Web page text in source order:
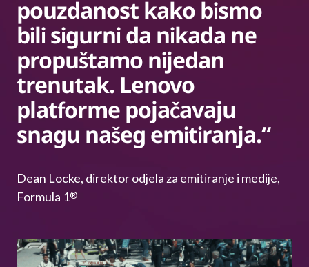
pouzdanost kako bismo
bili sigurni da nikada ne
propuštamo nijedan
trenutak. Lenovo
platforme pojačavaju
snagu našeg emitiranja.“
Dean Locke, direktor odjela za emitiranje i medije,
Formula 1®